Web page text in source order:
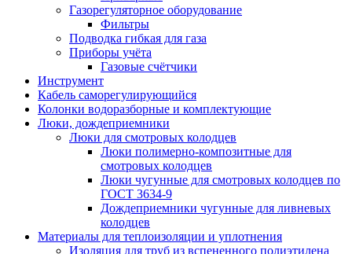
Газорегуляторное оборудование
Фильтры
Подводка гибкая для газа
Приборы учёта
Газовые счётчики
Инструмент
Кабель саморегулирующийся
Колонки водоразборные и комплектующие
Люки, дождеприемники
Люки для смотровых колодцев
Люки полимерно-композитные для
смотровых колодцев
Люки чугунные для смотровых колодцев по
ГОСТ 3634-9
Дождеприемники чугунные для ливневых
колодцев
Материалы для теплоизоляции и уплотнения
Изоляция для труб из вспененного полиэтилена